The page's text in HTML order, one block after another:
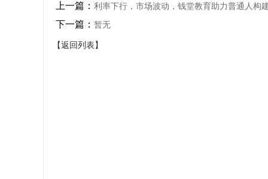
上一篇： 利率下行，市场波动，钱堂教育助力普通人构
下一篇： 暂无
【返回列表】